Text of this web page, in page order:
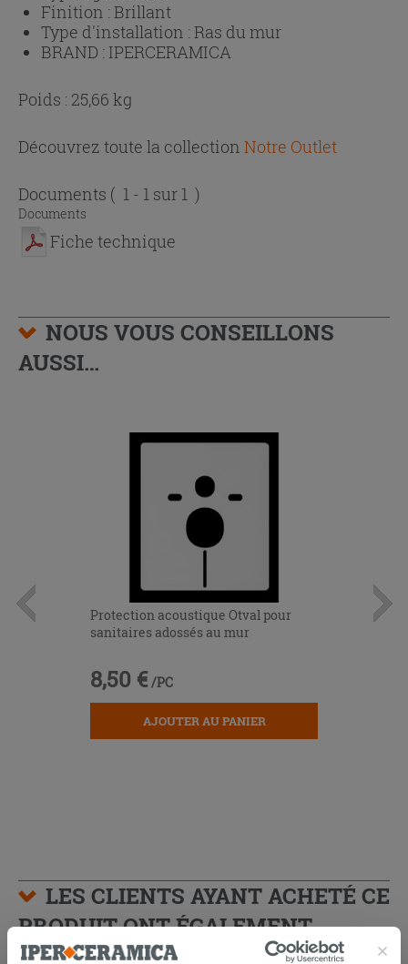
Finition :Brillant
Type d'installation :Ras du mur
BRAND : IPERCERAMICA
Poids : 25,66 kg
Découvrez toute la collection Notre Outlet
Documents ( 1 - 1 sur 1 )
Documents
Fiche technique
NOUS VOUS CONSEILLONS
AUSSI…
Protection acoustique Otval pour
sanitaires adossés au mur
8,50 € /PC
AJOUTER AU PANIER
LES CLIENTS AYANT ACHETÉ CE
PRODUIT ONT ÉGALEMENT
ACHETÉ